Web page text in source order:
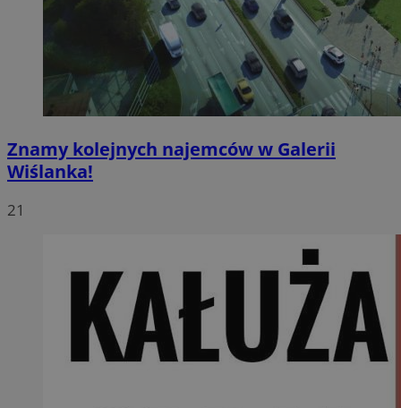
Znamy kolejnych najemców w Galerii
Wiślanka!
21